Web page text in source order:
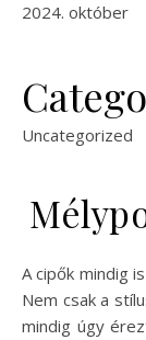
2024. október
Uncategorized
A cipők mindig is fontos szerepet játszottak az életemben.
Nem csak a
mindig úgy